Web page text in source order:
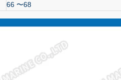
66 〜68